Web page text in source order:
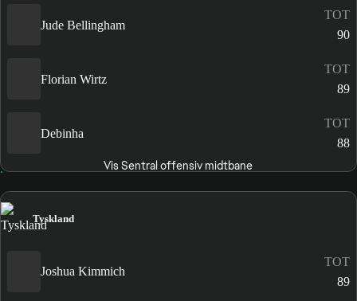
Jude Bellingham
TOT
90
Florian Wirtz
TOT
89
Debinha
TOT
88
Vis Sentral offensiv midtbane
Tyskland
Joshua Kimmich
TOT
89